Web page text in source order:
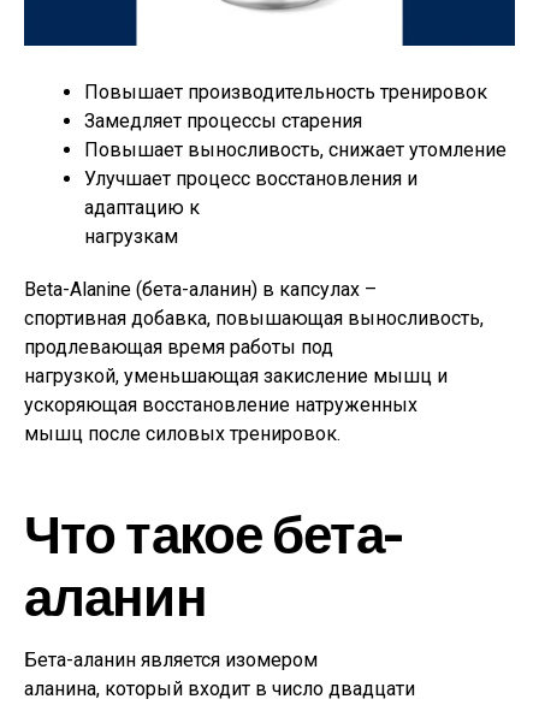
Повышает производительность тренировок
Замедляет процессы старения
Повышает выносливость, снижает утомление
Улучшает процесс восстановления и
адаптацию к
нагрузкам
Beta-Alanine (бета-аланин) в капсулах –
спортивная добавка, повышающая выносливость,
продлевающая время работы под
нагрузкой, уменьшающая закисление мышц и
ускоряющая восстановление натруженных
мышц после силовых тренировок.
Что такое бета-
аланин
Бета-аланин является изомером
аланина, который входит в число двадцати